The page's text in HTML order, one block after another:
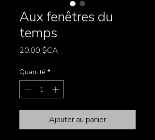
Aux fenêtres du
temps
20,00 $CA
Quantité *
Ajouter au panier